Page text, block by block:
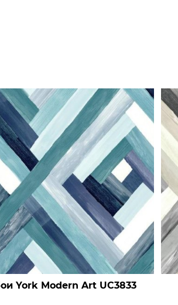
York Modern ArtUC3833